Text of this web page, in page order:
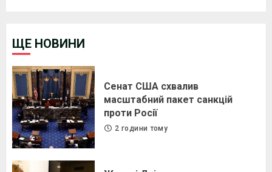
ЩЕ НОВИНИ
Сенат США схвалив
масштабний пакет санкцій
проти Росії
2 години тому